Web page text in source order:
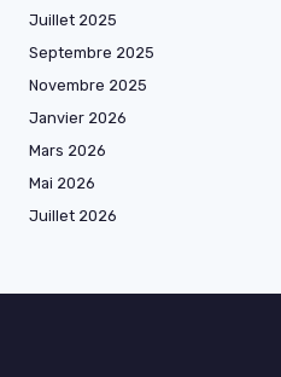
Juillet 2025
Septembre 2025
Novembre 2025
Janvier 2026
Mars 2026
Mai 2026
Juillet 2026